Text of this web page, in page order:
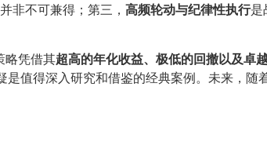
非不可兼得；第三， 高频轮动与纪律性执行是
略凭借其超高的年化收益、极低的回撤以及卓
值得深入研究和借鉴的经典案例。未来，随